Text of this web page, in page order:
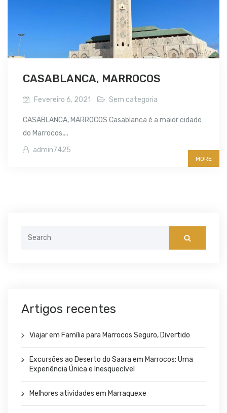
CASABLANCA, MARROCOS
Fevereiro 6, 2021 Sem categoria
CASABLANCA, MARROCOS Casablanca é a maior cidade
do Marrocos,...
admin7425
MORE
Artigos recentes
Viajar em Família para Marrocos Seguro, Divertido
Excursões ao Deserto do Saara em Marrocos: Uma
Experiência Única e Inesquecível
Melhores atividades em Marraquexe